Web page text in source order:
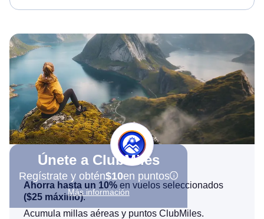
Únete a ClubMiles
Regístrate y obtén$10en puntos
Más información
Ahorra hasta un 10% en vuelos seleccionados
($25 máximo).
Acumula millas aéreas y puntos ClubMiles.